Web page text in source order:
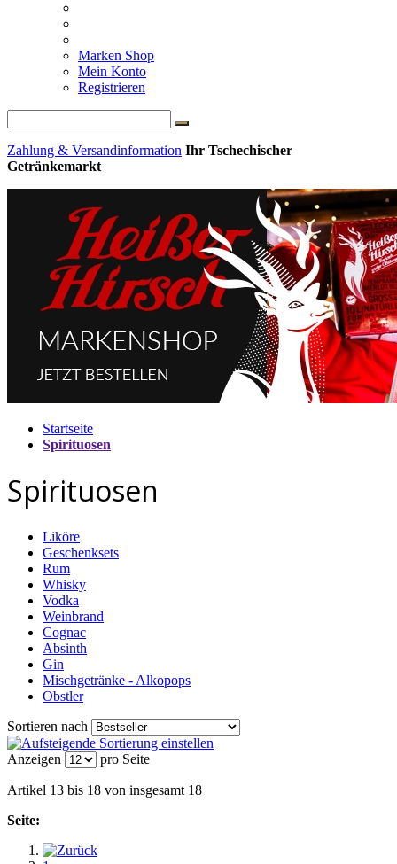
Marken Shop
Mein Konto
Registrieren
Zahlung & Versandinformation Ihr Tschechischer
Getränkemarkt
Startseite
Spirituosen
Spirituosen
Liköre
Geschenksets
Rum
Whisky
Vodka
Weinbrand
Cognac
Absinth
Gin
Mischgetränke - Alkopops
Obstler
Sortieren nach
Anzeigen pro Seite
Artikel 13 bis 18 von insgesamt 18
Seite: